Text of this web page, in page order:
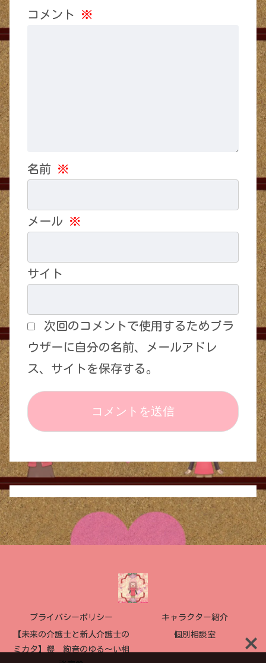
コメント ※
名前 ※
メール ※
サイト
次回のコメントで使用するためブラ
ウザーに自分の名前、メールアドレ
ス、サイトを保存する。
プライバシーポリシー キャラクター紹介
【未来の介護士と新人介護士の
ミカタ】櫻 絢音のゆる〜い相
個別相談室